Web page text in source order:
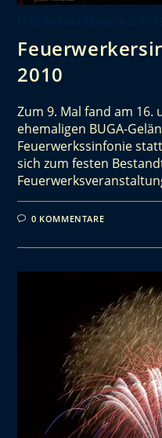
2010
Zum 9. Mal fand am 16.
ehemaligen BUGA-
Feuerwerkssinfonie
sich zum festen
0 KOMMENTARE